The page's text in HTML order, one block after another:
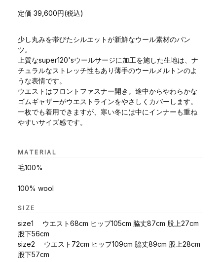
定価 39,600円(税込)
少し丸みを帯びたシルエットが新鮮なウール素材のパン
ツ。
上質なsuper120'sウールサージに加工を施した生地は、ナ
チュラルなストレッチ性もあり薄手のウールメルトンのよ
うな表情です。
ウエストはフロントファスナー開き。途中からやわらかな
ゴムギャザーがウエストラインをやさしくカバーします。
一枚でも着用できますが、寒い冬には中にインナーも重ね
やすいサイズ感です。
MATERIAL
毛100%
100% wool
SIZE
size1 ウエスト68cm ヒップ105cm 脇丈87cm 股上27cm
股下56cm
size2 ウエスト72cm ヒップ109cm 脇丈89cm 股上28cm
股下57cm